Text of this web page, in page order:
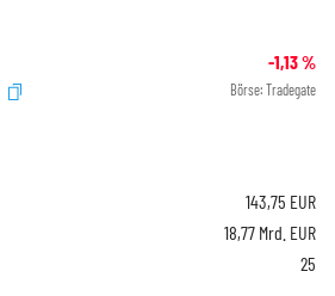
-1,13%
Börse: Tradegate
143,75 EUR
18,77 Mrd. EUR
25